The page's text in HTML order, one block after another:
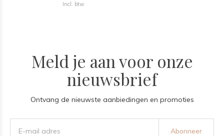
Incl. btw
Meld je aan voor onze
nieuwsbrief
Ontvang de nieuwste aanbiedingen en promoties
Abonneer